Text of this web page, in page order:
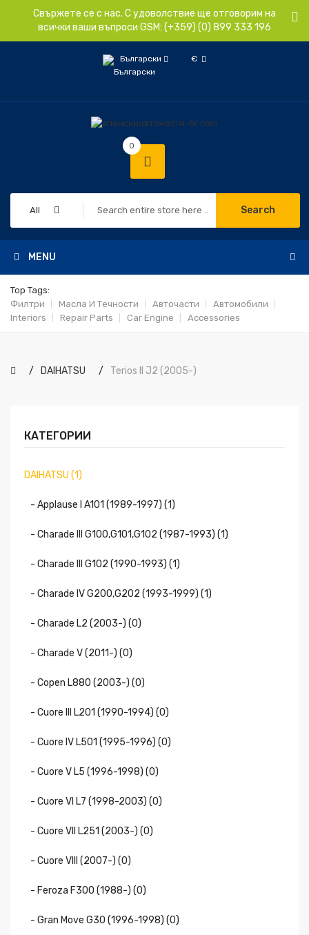
Свържете се с нас. С удоволствие ще отговорим на
всички ваши въпроси GSM: (+359) (0) 899 333 196
Български €
0
All Search
MENU
Top Tags:
Филтри
Масла И Течности Авточасти
Автомобили
Interiors
Repair Parts Car Engine Accessories
DAIHATSU Terios II J2 (2005-)
КАТЕГОРИИ
DAIHATSU (1)
- Applause I A101 (1989-1997) (1)
- Charade III G100,G101,G102 (1987-1993) (1)
- Charade III G102 (1990-1993) (1)
- Charade IV G200,G202 (1993-1999) (1)
- Charade L2 (2003-) (0)
- Charade V (2011-) (0)
- Copen L880 (2003-) (0)
- Cuore III L201 (1990-1994) (0)
- Cuore IV L501 (1995-1996) (0)
- Cuore V L5 (1996-1998) (0)
- Cuore VI L7 (1998-2003) (0)
- Cuore VII L251 (2003-) (0)
- Cuore VIII (2007-) (0)
- Feroza F300 (1988-) (0)
- Gran Move G30 (1996-1998) (0)